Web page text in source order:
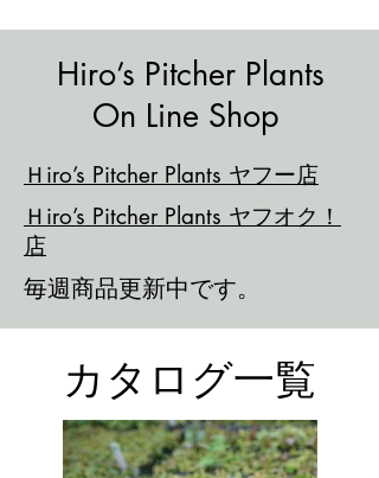
Hiro’s Pitcher Plants
On Line Shop
​Ｈiro’s Pitcher Plants ヤフー店
​Ｈiro’s Pitcher Plants ヤフオク！
店
​毎週商品更新中です。
​カタログ一覧